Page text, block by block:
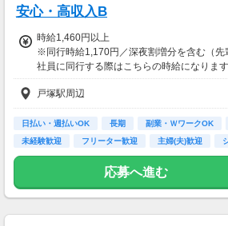
安心・高収入B
時給1,460円以上
※同行時給1,170円／深夜割増分を含む（先
社員に同行する際はこちらの時給になります
入社後早い方で2週間で独り立ちも可能。）
※交通費一部支給（既定あり）
【収入例】
週1回勤務の場合：1,460円×8時間×4回=4万
週3回勤務の場合：1,460円×8時間×12回=14
0,160円
戸塚駅周辺
日払い・週払いOK 長期 副業・ＷワークOK
未経験歓迎
フリーター歓迎 主婦(夫)歓迎
応募へ進む